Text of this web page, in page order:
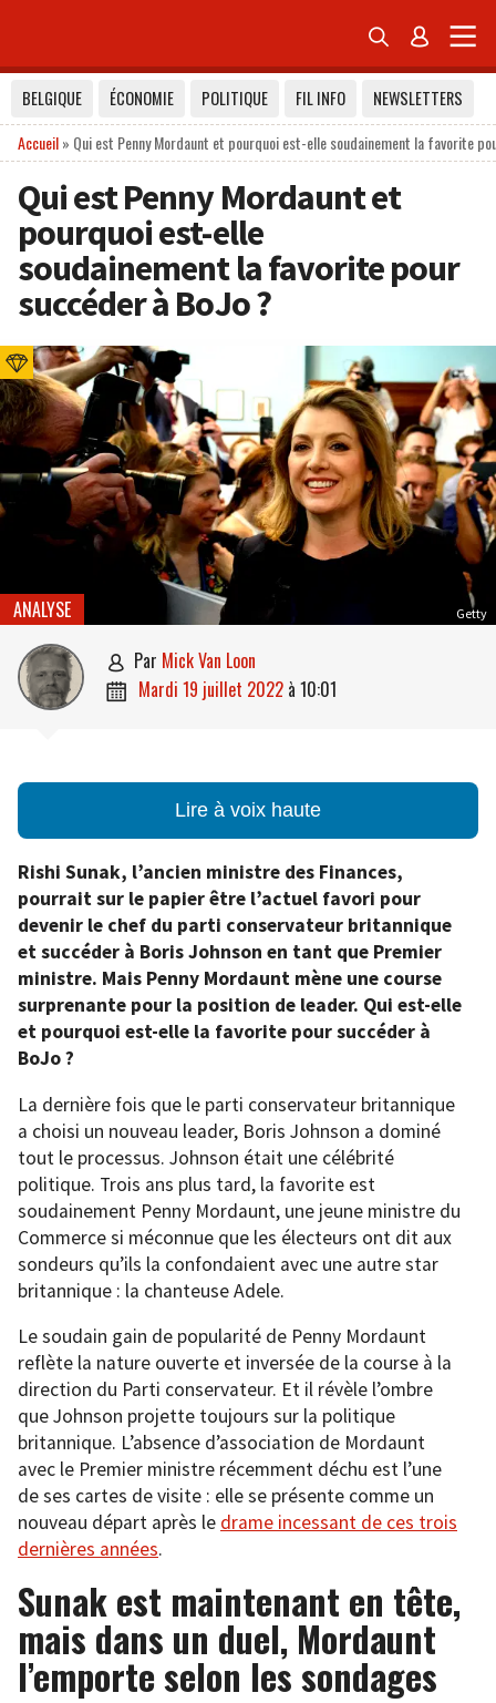
 
BELGIQUE ÉCONOMIE POLITIQUE FIL INFO
NEWSLETTERS
Accueil» Qui est Penny Mordaunt et pourquoi est-elle soudainement la favorite
Qui est Penny Mordaunt et
pourquoi est-elle
soudainement la favorite pour
succéder à BoJo ?
Getty
ANALYSE
 par Mick Van Loon
 mardi 19 juillet 2022 à 10:01
Lire à voix haute
Rishi Sunak, l’ancien ministre des Finances,
pourrait sur le papier être l’actuel favori pour
devenir le chef du parti conservateur britannique
et succéder à Boris Johnson en tant que Premier
ministre. Mais Penny Mordaunt mène une course
surprenante pour la position de leader. Qui est-elle
et pourquoi est-elle la favorite pour succéder à
BoJo ?
La dernière fois que le parti conservateur britannique
a choisi un nouveau leader, Boris Johnson a dominé
tout le processus. Johnson était une célébrité
politique. Trois ans plus tard, la favorite est
soudainement Penny Mordaunt, une jeune ministre du
Commerce si méconnue que les électeurs ont dit aux
sondeurs qu’ils la confondaient avec une autre star
britannique : la chanteuse Adele.
Le soudain gain de popularité de Penny Mordaunt
reflète la nature ouverte et inversée de la course à la
direction du Parti conservateur. Et il révèle l’ombre
que Johnson projette toujours sur la politique
britannique. L’absence d’association de Mordaunt
avec le Premier ministre récemment déchu est l’une
de ses cartes de visite : elle se présente comme un
nouveau départ après le drame incessant de ces trois
dernières années.
Sunak est maintenant en tête,
mais dans un duel, Mordaunt
l’emporte selon les sondages